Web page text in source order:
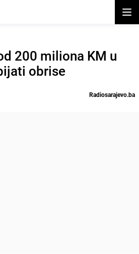
200 miliona KM u
obrise
Radiosarajevo.ba